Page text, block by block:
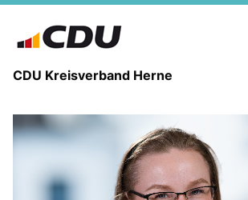
CDU Kreisverband Herne
KREISVORSTAND
STADTBEZIRKE
ORTSVERBÄNDE
VEREINIGUNGEN